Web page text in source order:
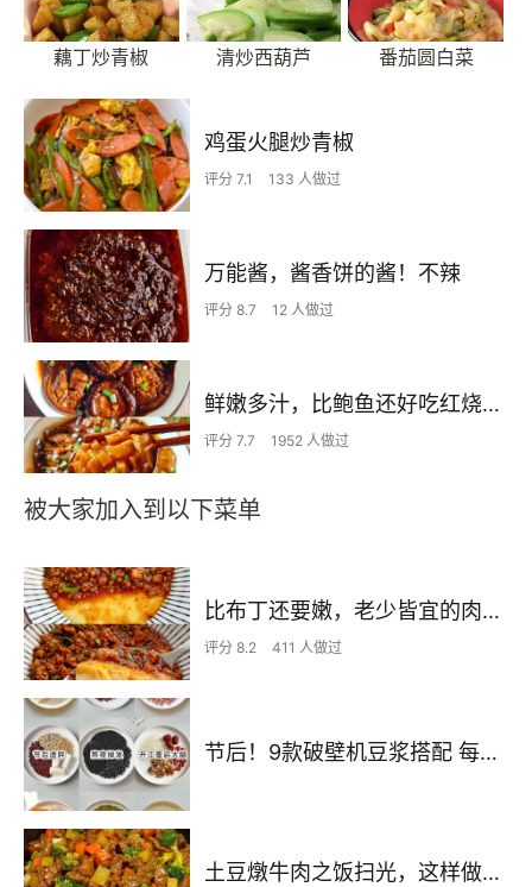
藕丁炒青椒 清炒西葫芦 番茄圆白菜
鸡蛋火腿炒青椒
评分 7.1 133 人做过
万能酱，酱香饼的酱！不辣
评分 8.7 12 人做过
鲜嫩多汁，比鲍鱼还好吃红烧香菇
评分 7.7 1952 人做过
被大家加入到以下菜单
比布丁还要嫩，老少皆宜的肉沫蒸蛋
评分 8.2 411 人做过
节后！9款破壁机豆浆搭配 每天不重样喝出好状态！
土豆燉牛肉之饭扫光，这样做也太香了吧，还没出锅已是浓香四溢了